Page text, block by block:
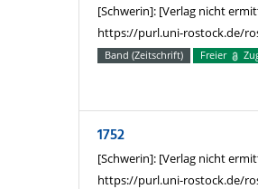
[Schwerin]: [Verlag nicht
https://purl.uni-rostock.de/
Band (Zeitschrift) Freier
1752
[Schwerin]: [Verlag nicht
https://purl.uni-rostock.de/